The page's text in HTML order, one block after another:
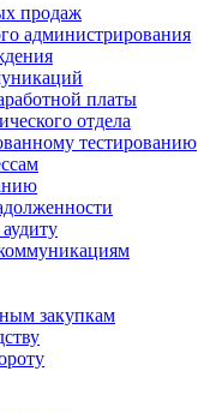
продаж
администрирования
платы
отдела
тестированию
закупкам